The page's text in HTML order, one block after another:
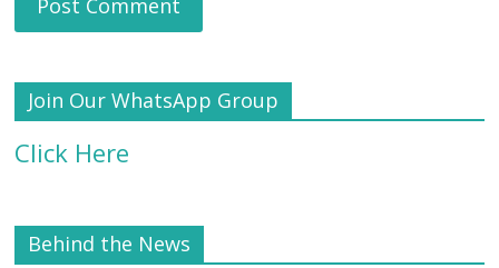
Join Our WhatsApp Group
Click Here
Behind the News